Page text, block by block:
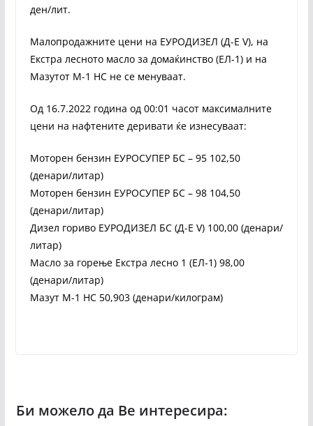
ден/лит.
Малопродажните цени на ЕУРОДИЗЕЛ (Д-Е V), на
Екстра лесното масло за домаќинство (ЕЛ-1) и на
Мазутот М-1 НС не се менуваат.
Од 16.7.2022 година од 00:01 часот максималните
цени на нафтените деривати ќе изнесуваат:
Моторен бензин ЕУРОСУПЕР БС – 95 102,50
(денари/литар)
Моторен бензин ЕУРОСУПЕР БС – 98 104,50
(денари/литар)
Дизел гориво ЕУРОДИЗЕЛ БС (Д-Е V) 100,00 (денари/
литар)
Масло за горење Екстра лесно 1 (ЕЛ-1) 98,00
(денари/литар)
Мазут М-1 НС 50,903 (денари/килограм)